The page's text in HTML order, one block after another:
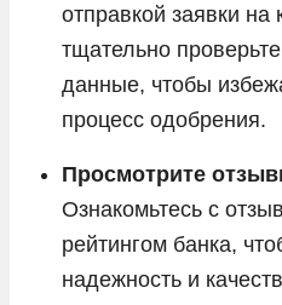
отправкой заявки на
тщательно
данные, чтобы
процесс одобрения.
Просмотрите
Ознакомьтесь с
рейтингом банка,
надежность и